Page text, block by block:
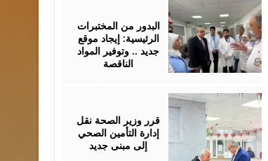
البدور من المختبرات
الرئيسية: إيجاد موقع
جديد .. وتوفير المواد
الناقصة
قرر وزير الصحة نقل
إدارة التأمين الصحي
إلى مبنى جديد
2026